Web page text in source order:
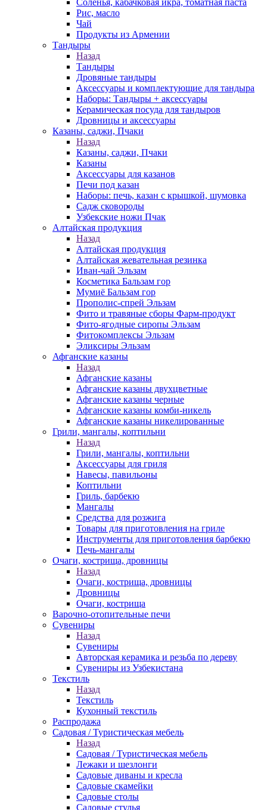
Соленья, кабачковая икра, томатная паста
Рис, масло
Чай
Продукты из Армении
Тандыры
Назад
Тандыры
Дровяные тандыры
Аксессуары и комплектующие для тандыра
Наборы: Тандыры + аксессуары
Керамическая посуда для тандыров
Дровницы и аксессуары
Казаны, саджи, Пчаки
Назад
Казаны, саджи, Пчаки
Казаны
Аксессуары для казанов
Печи под казан
Наборы: печь, казан с крышкой, шумовка
Садж сковороды
Узбекские ножи Пчак
Алтайская продукция
Назад
Алтайская продукция
Алтайская жевательная резинка
Иван-чай Эльзам
Косметика Бальзам гор
Мумиё Бальзам гор
Прополис-спрей Эльзам
Фито и травяные сборы Фарм-продукт
Фито-ягодные сиропы Эльзам
Фитокомплексы Эльзам
Эликсиры Эльзам
Афганские казаны
Назад
Афганские казаны
Афганские казаны двухцветные
Афганские казаны черные
Афганские казаны комби-никель
Афганские казаны никелированные
Грили, мангалы, коптильни
Назад
Грили, мангалы, коптильни
Аксессуары для гриля
Навесы, павильоны
Коптильни
Гриль, барбекю
Мангалы
Средства для розжига
Товары для приготовления на гриле
Инструменты для приготовления барбекю
Печь-мангалы
Очаги, кострища, дровницы
Назад
Очаги, кострища, дровницы
Дровницы
Очаги, кострища
Варочно-отопительные печи
Сувениры
Назад
Сувениры
Авторская керамика и резьба по дереву
Сувениры из Узбекистана
Текстиль
Назад
Текстиль
Кухонный текстиль
Распродажа
Садовая / Туристическая мебель
Назад
Садовая / Туристическая мебель
Лежаки и шезлонги
Садовые диваны и кресла
Садовые скамейки
Садовые столы
Садовые стулья